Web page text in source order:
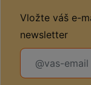
Vložte váš e-
newsletter